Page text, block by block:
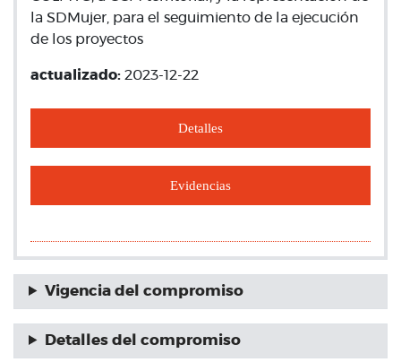
la SDMujer, para el seguimiento de la ejecución
de los proyectos
actualizado: 2023-12-22
Detalles
Evidencias
Vigencia del compromiso
Detalles del compromiso